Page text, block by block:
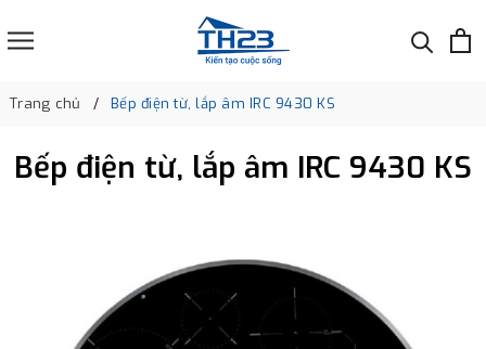
Trang chủ Bếp điện từ, lắp âm IRC 9430 KS
Bếp điện từ, lắp âm IRC 9430 KS